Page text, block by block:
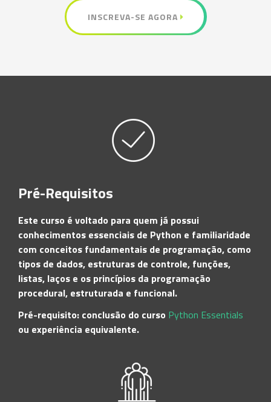
INSCREVA-SE AGORA
Pré-Requisitos
Este curso é voltado para quem já possui
conhecimentos essenciais de Python e familiaridade
com conceitos fundamentais de programação, como
tipos de dados, estruturas de controle, funções,
listas, laços e os princípios da programação
procedural, estruturada e funcional.
Pré-requisito: conclusão do curso Python Essentials
ou experiência equivalente.